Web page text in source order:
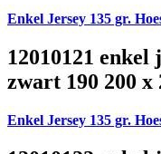
Enkel Jersey 135 gr.
12010121 enkel
zwart 190 200 x
Enkel Jersey 135 gr.